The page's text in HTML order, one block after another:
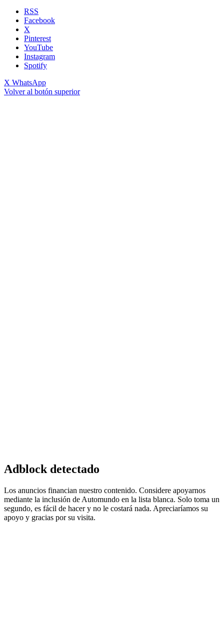
RSS
Facebook
X
Pinterest
YouTube
Instagram
Spotify
X WhatsApp
Volver al botón superior
Adblock detectado
Los anuncios financian nuestro contenido. Considere apoyarnos
mediante la inclusión de Automundo en la lista blanca. Solo toma un
segundo, es fácil de hacer y no le costará nada. Apreciaríamos su
apoyo y gracias por su visita.